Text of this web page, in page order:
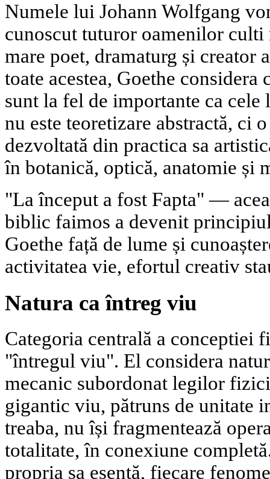
Numele lui Johann Wolfgang
cunoscut tuturor oamenilor culti
mare poet, dramaturg și
toate acestea, Goethe
sunt la fel de importante ca
nu este teoretizare abstractă, ci
dezvoltată din practica sa
în botanică, optică, anatomie și
"La început a fost Fapta" —
biblic faimos a devenit
Goethe față de lume și
activitatea vie, efortul creativ
Natura ca întreg viu
Categoria centrală a conceptiei
"întregul viu". El considera
mecanic subordonat legilor
gigantic viu, pătruns de unitate
treaba, nu își fragmentează
totalitate, în conexiune
propria sa esență, fiecare